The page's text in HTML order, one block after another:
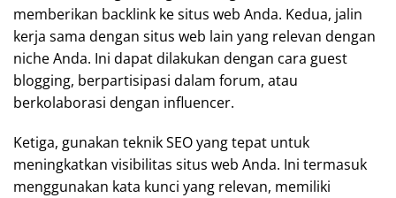
memberikan backlink ke situs web Anda. Kedua, jalin
kerja sama dengan situs web lain yang relevan dengan
niche Anda. Ini dapat dilakukan dengan cara guest
blogging, berpartisipasi dalam forum, atau
berkolaborasi dengan influencer.
Ketiga, gunakan teknik SEO yang tepat untuk
meningkatkan visibilitas situs web Anda. Ini termasuk
menggunakan kata kunci yang relevan, memiliki